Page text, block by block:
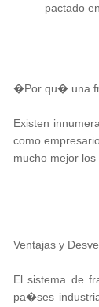
pactado
�Por qu� una
Existen
como
mucho mejor
Ventajas y
El sistema de
pa�ses